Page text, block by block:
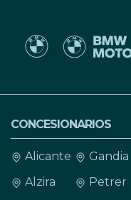
CONCESIONARIOS
Alicante
Alzira
Gandia
Petrer